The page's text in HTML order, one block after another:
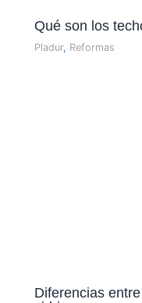
Qué son los
Pladur, Reformas
Diferencias